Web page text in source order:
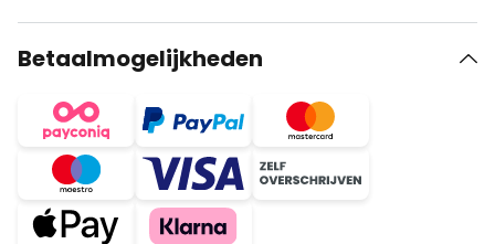
Betaalmogelijkheden